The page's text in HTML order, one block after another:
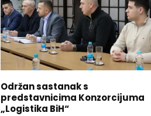
Održan sastanak s
predstavnicima Konzorcijuma
„Logistika BiH“